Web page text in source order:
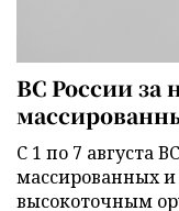
ВС России за
С 1 по 7 августа
массированных и
высокоточным